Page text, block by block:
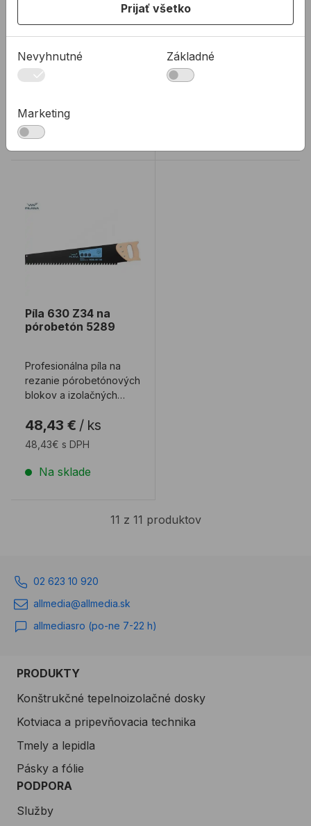
TONDACH atď.).
17,65 €
Na sklade
180mm na drevo
12,66 €
Píla 630 Z34 na
pórobetón 5289
Profesionálna píla na
rezanie pórobetónových
blokov a izolačných
48,43 € / ks
48,43€ s DPH
Na sklade
11 z 11 produktov
02 623 10 920
allmedia@allmedia.sk
allmediasro (po-ne 7-22 h)
PRODUKTY
Konštrukčné tepelnoizolačné dosky
Kotviaca a pripevňovacia technika
Tmely a lepidla
Pásky a fólie
PODPORA
Služby
Prijať všetko
Nevyhnutné Základné
Marketing